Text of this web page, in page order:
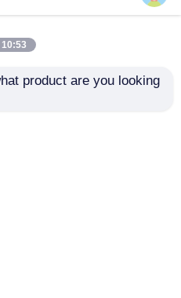
10:53 PM
product are you looking